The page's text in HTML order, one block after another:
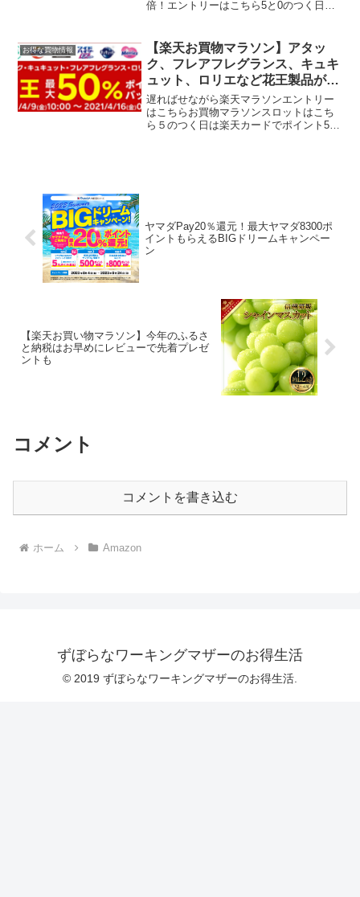
倍！エントリーはこちら5と0のつく日は
内出荷可能》数量限定50%OFF冷蔵品...
お得な買物情報
【楽天お買物マラソン】アタッ
ク、フレアフレグランス、キュキ
ュット、ロリエなど花王製品が最
大DEAL50％ポイントバック
遅ればせながら楽天マラソンエントリー
はこちらお買物マラソンスロットはこち
ら５のつく日は楽天カードでポイント5倍
ヤマダPay20％還元！最大ヤマダ8300ポ
イントもらえるBIGドリームキャンペー
ン
【楽天お買い物マラソン】今年のふるさ
と納税はお早めにレビューで先着プレゼ
ントも
コメント
コメントを書き込む
ホーム Amazon
ずぼらなワーキングマザーのお得生活
© 2019 ずぼらなワーキングマザーのお得生活.